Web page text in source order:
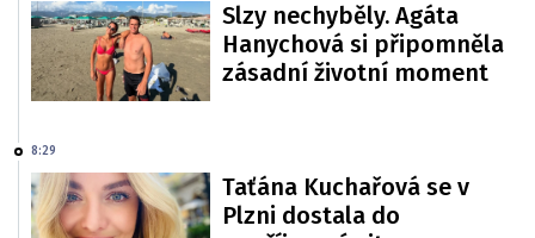
Slzy nechyběly. Agáta
Hanychová si připomněla
zásadní životní moment
8:29
Taťána Kuchařová se v
Plzni dostala do